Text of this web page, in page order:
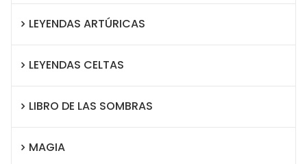
LEYENDAS ARTÚRICAS
LEYENDAS CELTAS
LIBRO DE LAS SOMBRAS
MAGIA